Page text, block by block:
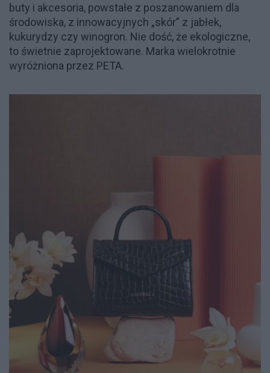
buty i akcesoria, powstałe z poszanowaniem dla
środowiska, z innowacyjnych „skór” z jabłek,
kukurydzy czy winogron. Nie dość, że ekologiczne,
to świetnie zaprojektowane. Marka wielokrotnie
wyróżniona przez PETA.